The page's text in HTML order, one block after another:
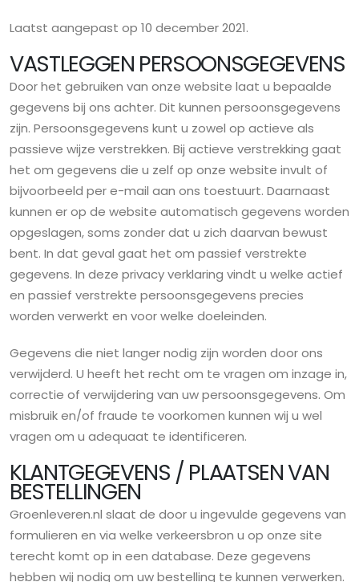
Laatst aangepast op 10 december 2021.
VASTLEGGEN PERSOONSGEGEVENS
Door het gebruiken van onze website laat u bepaalde
gegevens bij ons achter. Dit kunnen persoonsgegevens
zijn. Persoonsgegevens kunt u zowel op actieve als
passieve wijze verstrekken. Bij actieve verstrekking gaat
het om gegevens die u zelf op onze website invult of
bijvoorbeeld per e-mail aan ons toestuurt. Daarnaast
kunnen er op de website automatisch gegevens worden
opgeslagen, soms zonder dat u zich daarvan bewust
bent. In dat geval gaat het om passief verstrekte
gegevens. In deze privacy verklaring vindt u welke actief
en passief verstrekte persoonsgegevens precies
worden verwerkt en voor welke doeleinden.
Gegevens die niet langer nodig zijn worden door ons
verwijderd. U heeft het recht om te vragen om inzage in,
correctie of verwijdering van uw persoonsgegevens. Om
misbruik en/of fraude te voorkomen kunnen wij u wel
vragen om u adequaat te identificeren.
KLANTGEGEVENS / PLAATSEN VAN
BESTELLINGEN
Groenleveren.nl slaat de door u ingevulde gegevens van
formulieren en via welke verkeersbron u op onze site
terecht komt op in een database. Deze gegevens
hebben wij nodig om uw bestelling te kunnen verwerken.